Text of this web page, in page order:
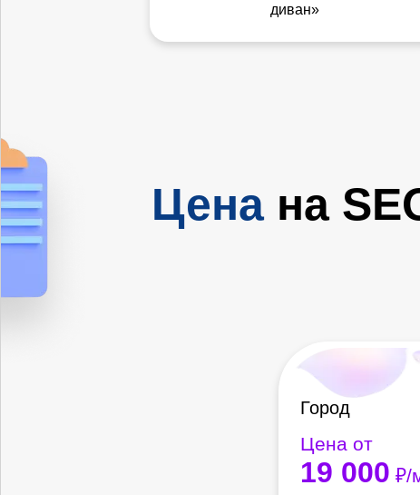
диван»
Ценана
Город
Цена от
19 000 ₽/